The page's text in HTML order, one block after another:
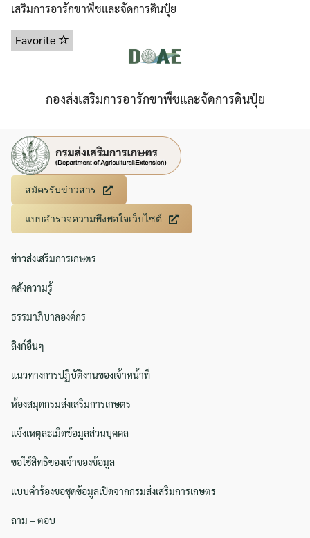
Search
for:
เสริมการอารักขาพืชและจัดการดินปุ๋ย
Favorite
กองส่งเสริมการอารักขาพืชและจัดการดินปุ๋ย
สมัครรับข่าวสาร
แบบสำรวจความพึงพอใจเว็บไซต์
ข่าวส่งเสริมการเกษตร
คลังความรู้
ธรรมาภิบาลองค์กร
ลิงก์อื่นๆ
แนวทางการปฏิบัติงานของเจ้าหน้าที่
ห้องสมุดกรมส่งเสริมการเกษตร
แจ้งเหตุละเมิดข้อมูลส่วนบุคคล
ขอใช้สิทธิของเจ้าของข้อมูล
แบบคำร้องขอชุดข้อมูลเปิดจากกรมส่งเสริมการเกษตร
ถาม – ตอบ